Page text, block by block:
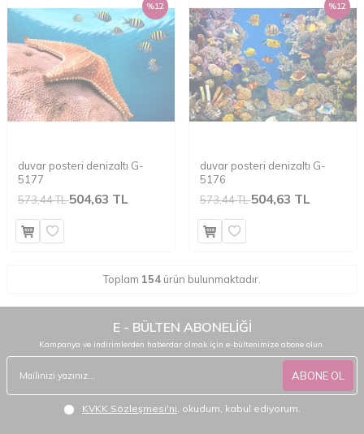
%12
duvar posteri denizaltı G-
5177
573,44 TL504,63 TL
%12
duvar posteri denizaltı G-
5176
573,44 TL504,63 TL
Toplam 154 ürün bulunmaktadır.
E - BÜLTEN ABONELİĞİ
Kampanya ve indirimlerden haberdar olmak için e-bültenimize abone olun.
ABONE OL
KVKK Sözleşmesi'ni, okudum, kabul ediyorum.